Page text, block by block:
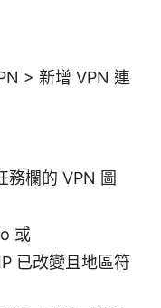
> 新增 VPN 連
務欄的 VPN 圖
或
已改變且地區符